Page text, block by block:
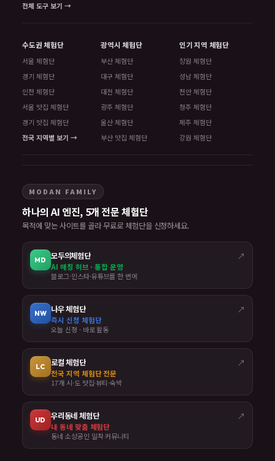
전체 도구 보기 →
수도권 체험단
서울 체험단
경기 체험단
인천 체험단
서울 맛집 체험단
경기 맛집 체험단
전국 지역별 보기 →
광역시 체험단
부산 체험단
대구 체험단
대전 체험단
광주 체험단
울산 체험단
부산 맛집 체험단
인기 지역 체험단
창원 체험단
성남 체험단
천안 체험단
청주 체험단
제주 체험단
강원 체험단
MODAN FAMILY
하나의 AI 엔진, 5개 전문 체험단
목적에 맞는 사이트를 골라 무료로 체험단을 신청하세요.
MD 모두의체험단 ↗
AI 매칭 허브 · 통합 운영
블로그·인스타·유튜브를 한 번에
NW 나우 체험단 ↗
즉시 신청 체험단
오늘 신청 · 바로 활동
LC 로컬 체험단 ↗
전국 지역 체험단 전문
17개 시·도 맛집·뷰티·숙박
UD 우리동네 체험단 ↗
내 동네 맞춤 체험단
동네 소상공인 밀착 커뮤니티